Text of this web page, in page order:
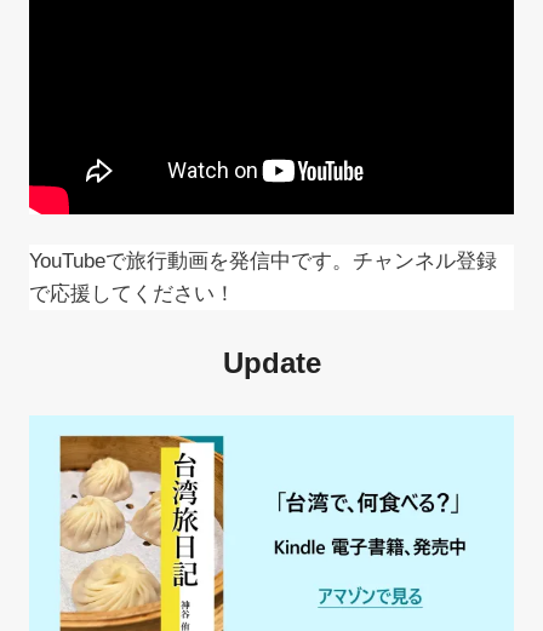
YouTubeで旅行動画を発信中です。チャンネル登録
で応援してください！
Update